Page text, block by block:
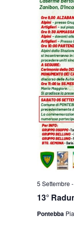
13°
5 Settembre -
Pontebba